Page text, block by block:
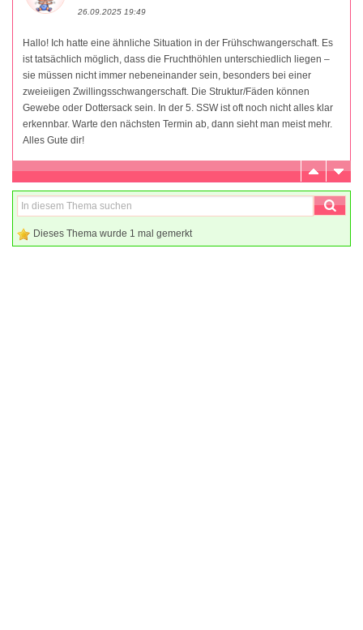
26.09.2025 19:49
Hallo! Ich hatte eine ähnliche Situation in der Frühschwangerschaft. Es
ist tatsächlich möglich, dass die Fruchthöhlen unterschiedlich liegen –
sie müssen nicht immer nebeneinander sein, besonders bei einer
zweieiigen Zwillingsschwangerschaft. Die Struktur/Fäden können
Gewebe oder Dottersack sein. In der 5. SSW ist oft noch nicht alles klar
erkennbar. Warte den nächsten Termin ab, dann sieht man meist mehr.
Alles Gute dir!
Dieses Thema wurde 1 mal gemerkt